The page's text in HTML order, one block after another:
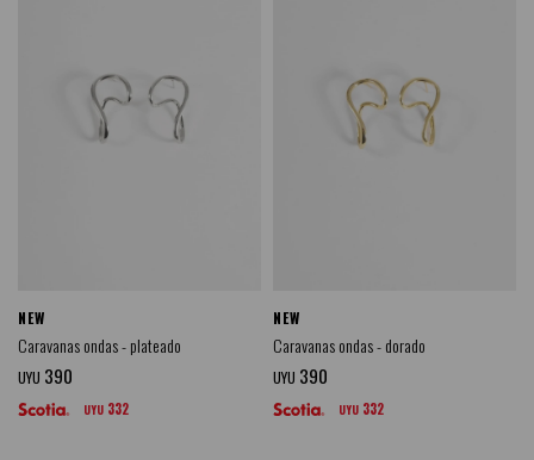
NEW
Caravanas ondas - plateado
UYU 390
UYU 332
NEW
Caravanas ondas - dorado
UYU 390
UYU 332